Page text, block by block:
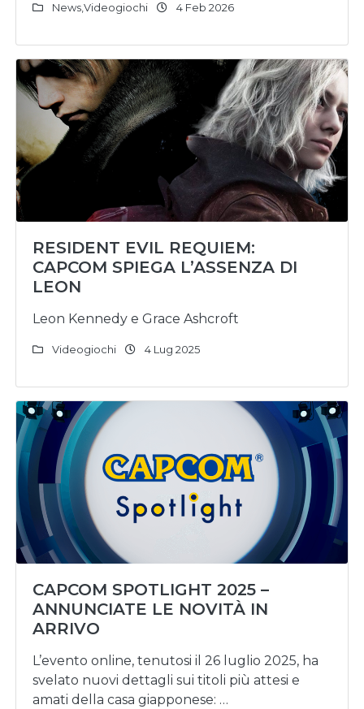
NewsVideogiochi 4 Feb 2026
RESIDENT EVIL REQUIEM:
CAPCOM SPIEGA L’ASSENZA DI
LEON
Leon Kennedy e Grace Ashcroft
Videogiochi 4 Lug 2025
CAPCOM SPOTLIGHT 2025 –
ANNUNCIATE LE NOVITÀ IN
ARRIVO
L’evento online, tenutosi il 26 luglio 2025, ha
svelato nuovi dettagli sui titoli più attesi e
amati della casa giapponese: …